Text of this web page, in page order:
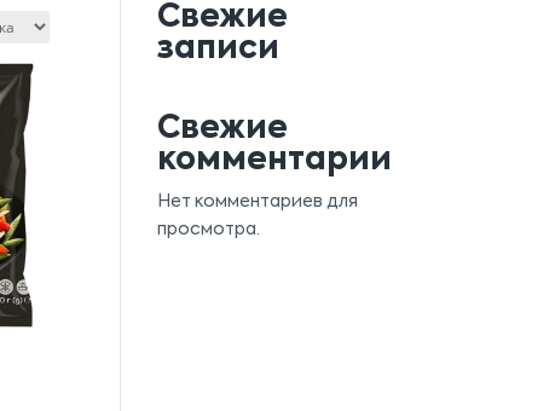
Свежие
записи
Свежие
комментарии
Нет комментариев для
просмотра.